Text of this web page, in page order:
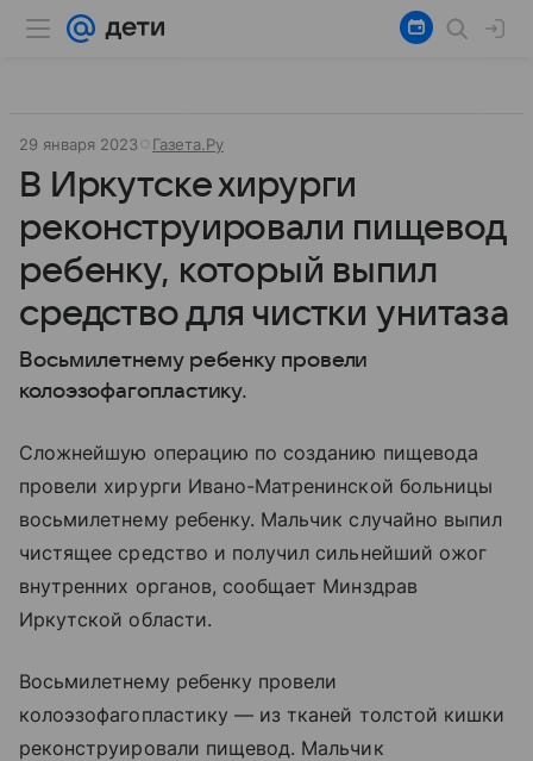
29 января 2023 Газета.Ру
В Иркутске хирурги
реконструировали пищевод
ребенку, который выпил
средство для чистки унитаза
Восьмилетнему ребенку провели
колоэзофагопластику.
Сложнейшую операцию по созданию пищевода
провели хирурги Ивано-Матренинской больницы
восьмилетнему ребенку. Мальчик случайно выпил
чистящее средство и получил сильнейший ожог
внутренних органов, сообщает Минздрав
Иркутской области.
Восьмилетнему ребенку провели
колоэзофагопластику — из тканей толстой кишки
реконструировали пищевод. Мальчик